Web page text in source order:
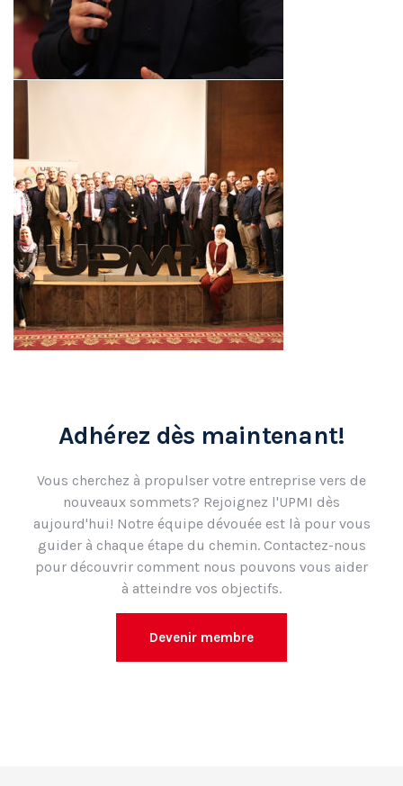
Adhérez dès maintenant!
Vous cherchez à propulser votre entreprise vers de
nouveaux sommets? Rejoignez l'UPMI dès
aujourd'hui! Notre équipe dévouée est là pour vous
guider à chaque étape du chemin. Contactez-nous
pour découvrir comment nous pouvons vous aider
à atteindre vos objectifs.
Devenir membre